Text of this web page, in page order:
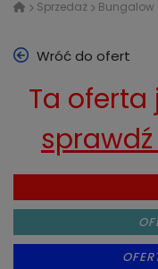
Sprzedaż Bungalow
Wróć do ofert
Ta oferta